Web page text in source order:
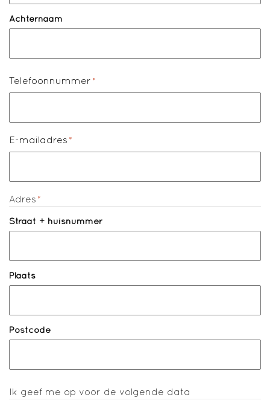
Achternaam
Telefoonnummer *
E-mailadres *
Adres *
Straat + huisnummer
Plaats
Postcode
Ik geef me op voor de volgende data